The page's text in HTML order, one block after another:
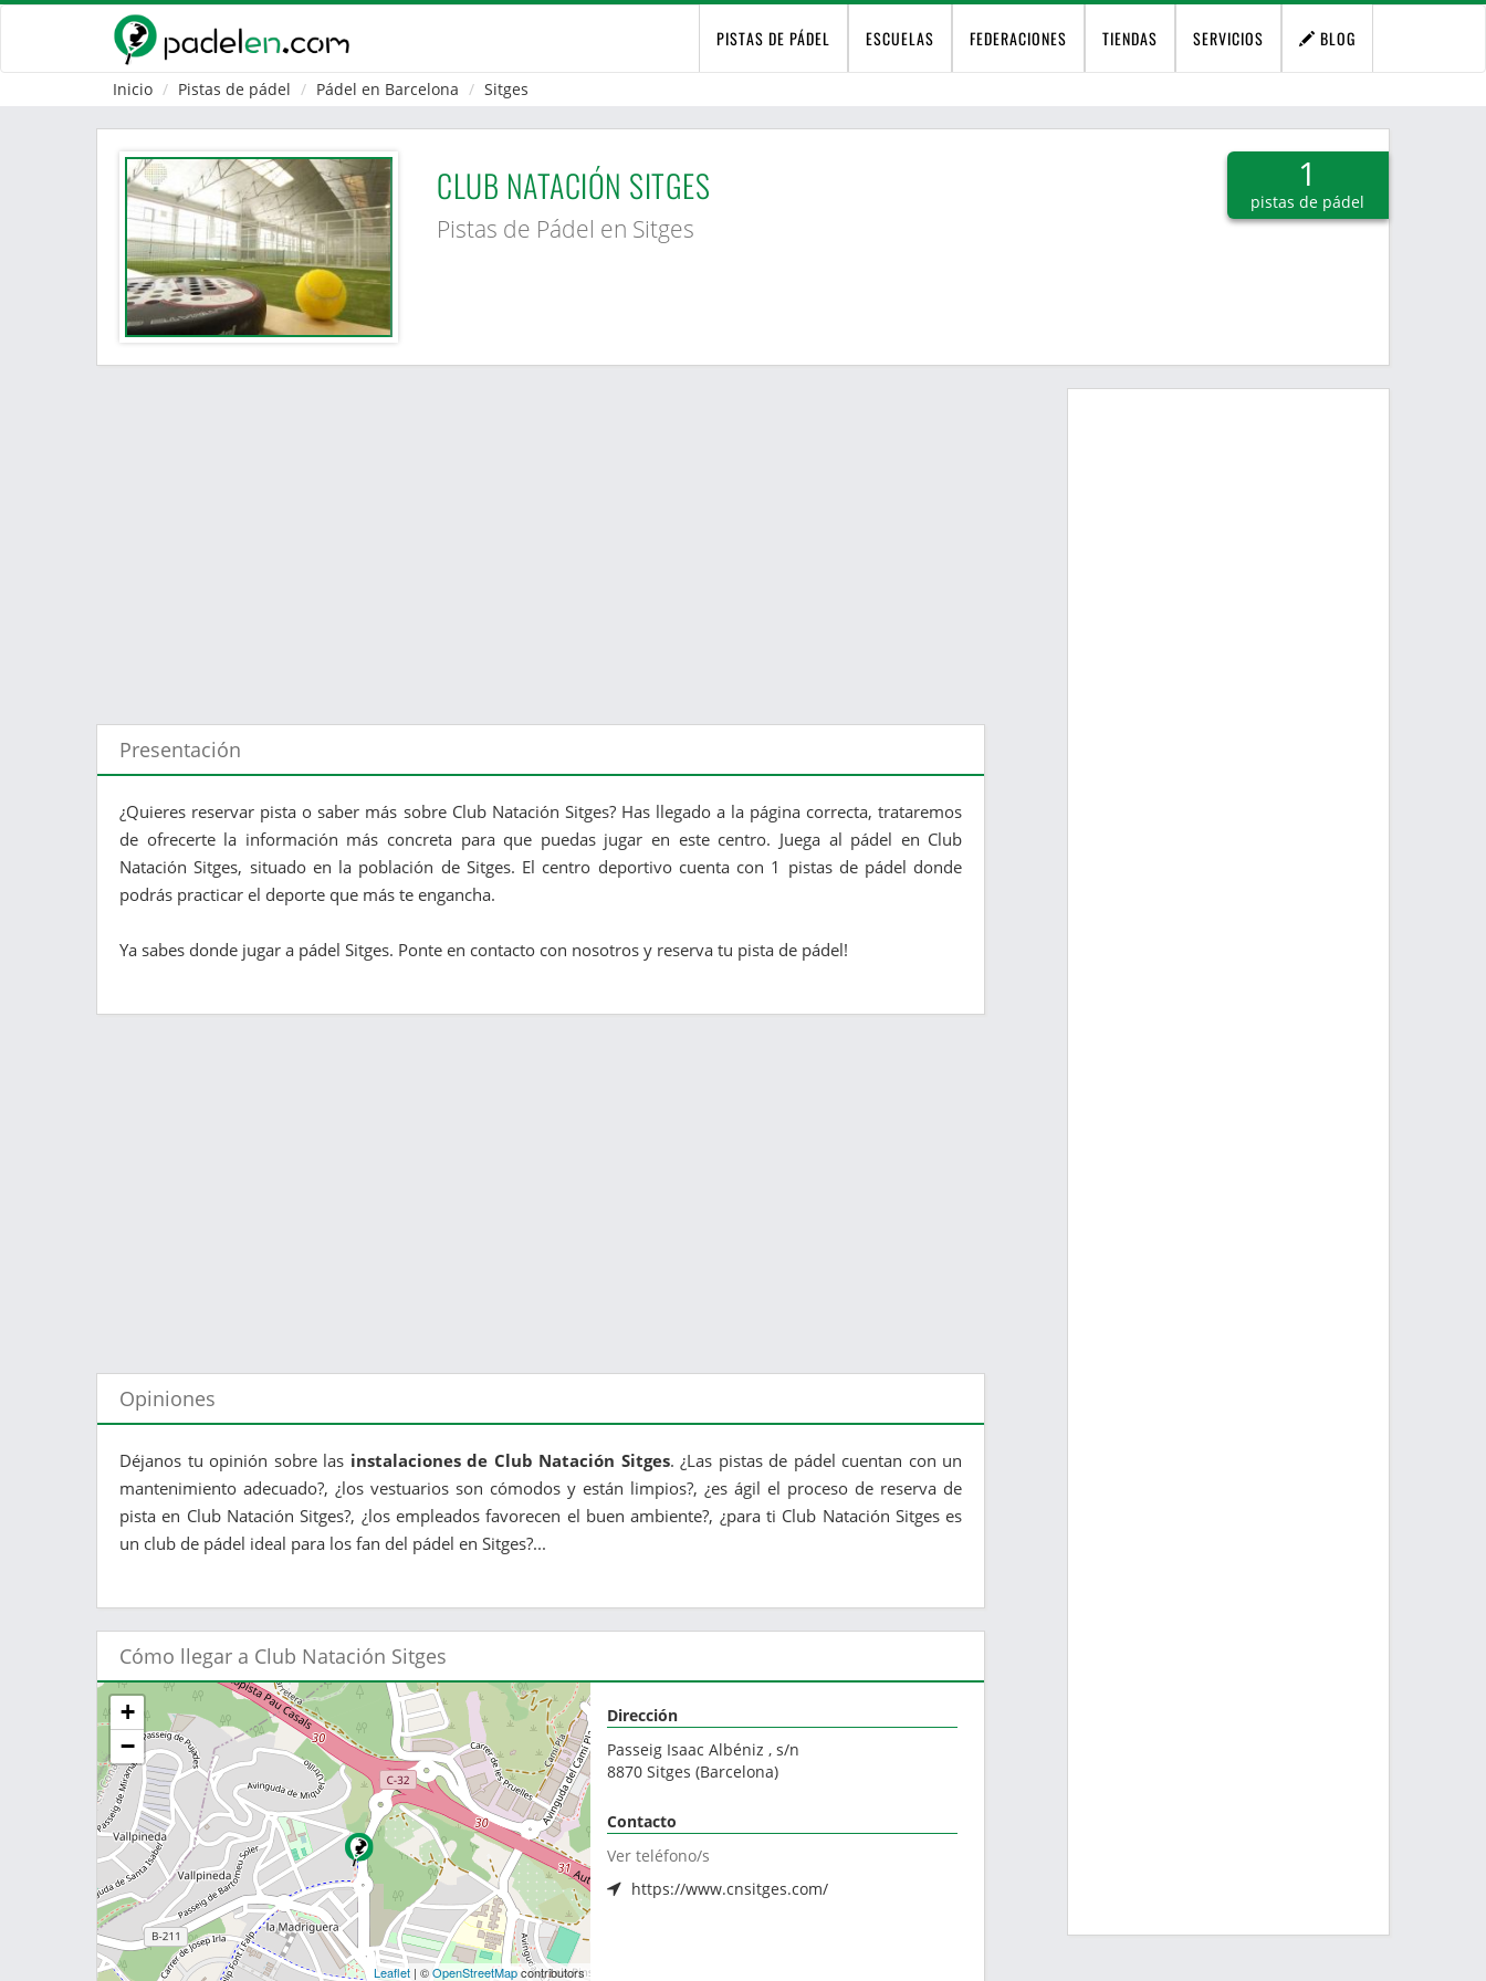
PISTAS DE PÁDEL ESCUELAS FEDERACIONES TIENDAS SERVICIOS BLOG
Inicio Pistas de pádel Pádel en Barcelona Sitges
CLUB NATACIÓN SITGES
Pistas de Pádel en Sitges
1
pistas de pádel
Presentación
¿Quieres reservar pista o saber más sobre Club Natación Sitges? Has llegado a la página correcta, trataremos
de ofrecerte la información más concreta para que puedas jugar en este centro. Juega al pádel en Club
Natación Sitges, situado en la población de Sitges. El centro deportivo cuenta con 1 pistas de pádel donde
podrás practicar el deporte que más te engancha.
Ya sabes donde jugar a pádel Sitges. Ponte en contacto con nosotros y reserva tu pista de pádel!
Opiniones
Déjanos tu opinión sobre las instalaciones de Club Natación Sitges. ¿Las pistas de pádel cuentan con un
mantenimiento adecuado?, ¿los vestuarios son cómodos y están limpios?, ¿es ágil el proceso de reserva de
pista en Club Natación Sitges?, ¿los empleados favorecen el buen ambiente?, ¿para ti Club Natación Sitges es
un club de pádel ideal para los fan del pádel en Sitges?...
Cómo llegar a Club Natación Sitges
+
−
Leaflet | ©OpenStreetMapcontributors
Dirección
Passeig Isaac Albéniz , s/n
8870 Sitges (Barcelona)
Contacto
Ver teléfono/s
https://www.cnsitges.com/